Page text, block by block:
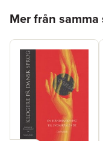
integrationsprocess
Mer från samma